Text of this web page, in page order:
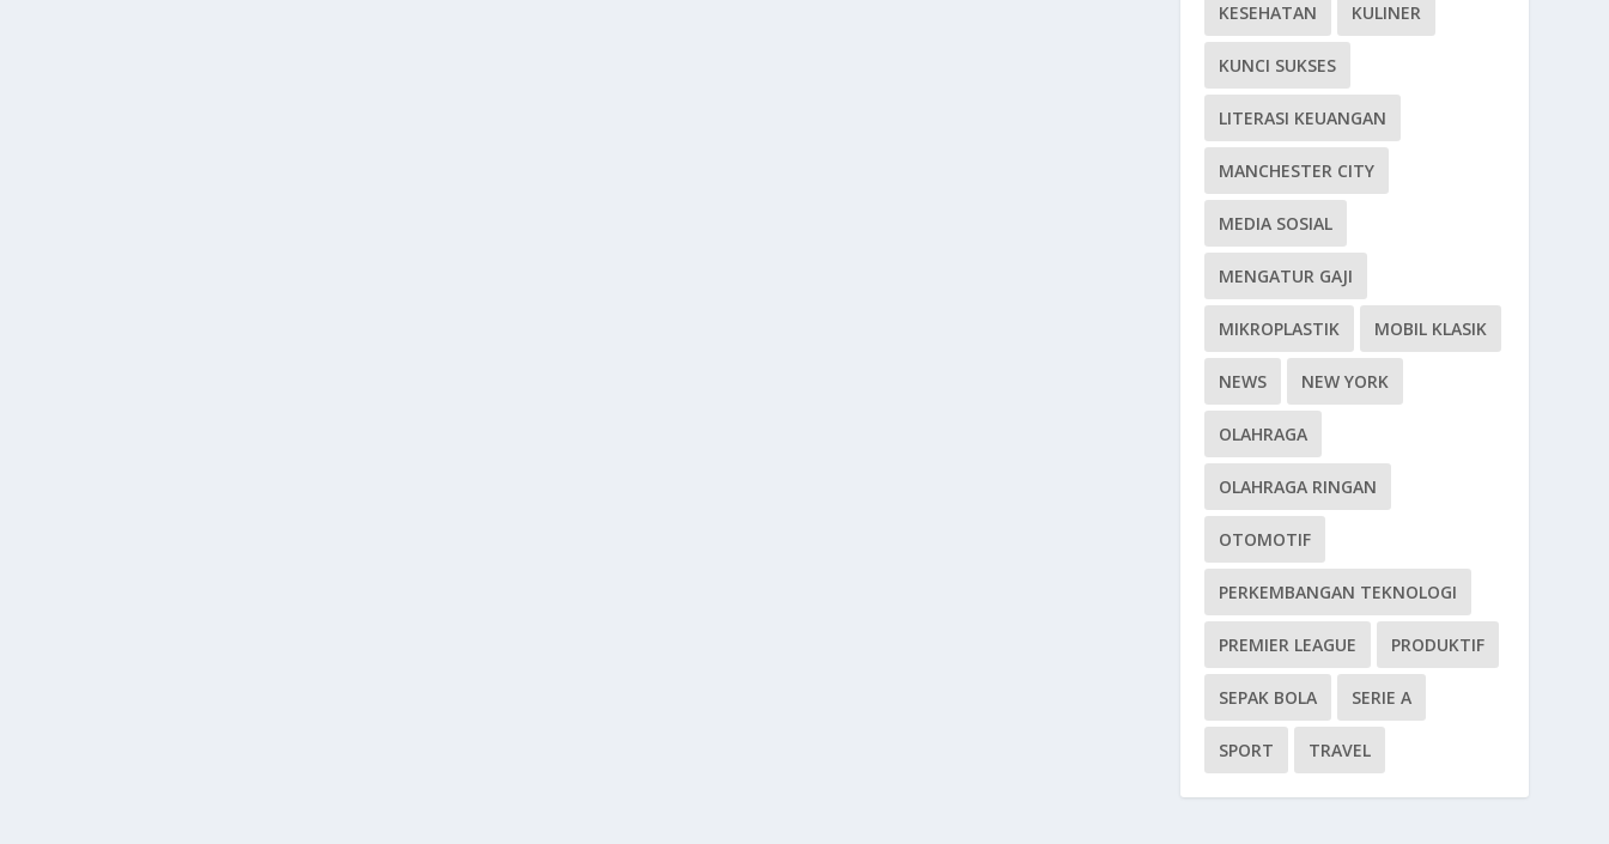
KESEHATAN KULINER
KUNCI SUKSES
LITERASI KEUANGAN
MANCHESTER CITY
MEDIA SOSIAL
MENGATUR GAJI
MIKROPLASTIK MOBIL KLASIK
NEWS NEW YORK
OLAHRAGA
OLAHRAGA RINGAN
OTOMOTIF
PERKEMBANGAN TEKNOLOGI
PREMIER LEAGUE PRODUKTIF
SEPAK BOLA SERIE A
SPORT TRAVEL